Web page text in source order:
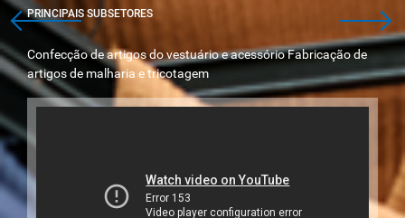
PRINCIPAIS SUBSETORES
Confecção de artigos do vestuário e acessório Fabricação de
artigos de malharia e tricotagem